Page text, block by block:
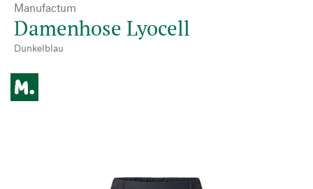
Manufactum
Damenhose Lyocell
Dunkelblau